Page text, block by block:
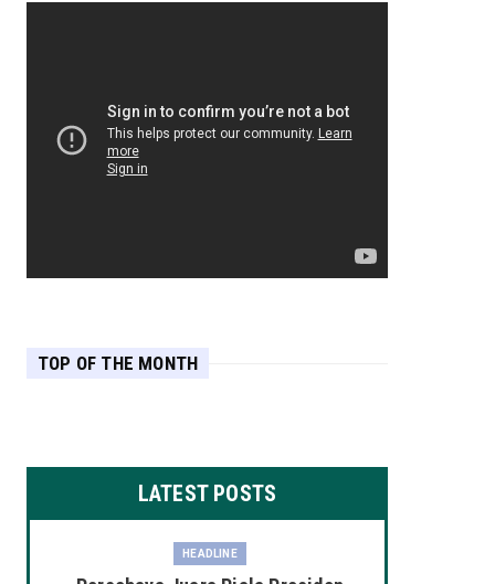
TOP OF THE MONTH
LATEST POSTS
HEADLINE